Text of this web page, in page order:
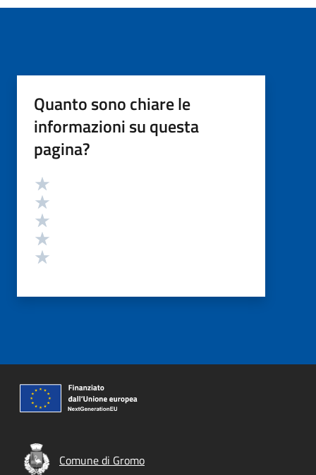
Quanto sono chiare le
informazioni su questa
pagina?
Valutazione
Comune di Gromo